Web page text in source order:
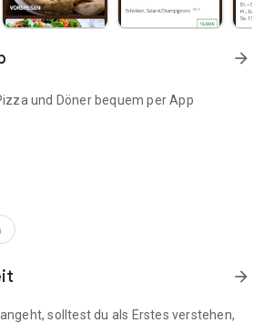
arrow_forward
und Döner bequem per App
arrow_forward
solltest du als Erstes verstehen,